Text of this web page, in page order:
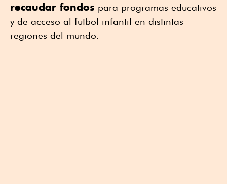
recaudar fondos para programas educativos
y de acceso al futbol infantil en distintas
regiones del mundo.